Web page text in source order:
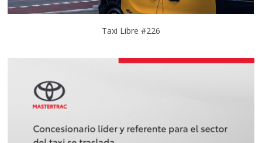
Taxi Libre #226